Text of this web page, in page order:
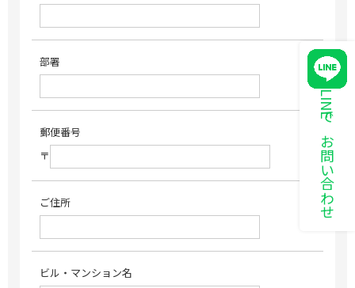
LINEでお問い合わせ
部署
郵便番号
〒
ご住所
ビル・マンション名